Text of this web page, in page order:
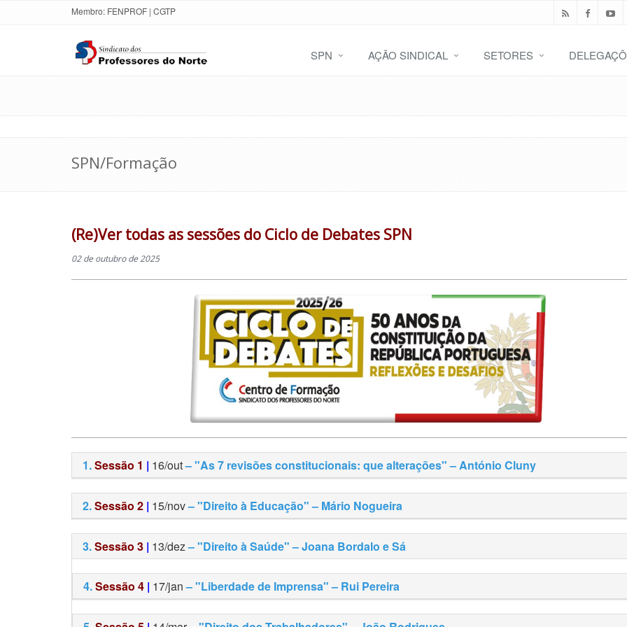
Membro: FENPROF | CGTP
SPN AÇÃO SINDICAL SETORES
SPN/Formação
(Re)Ver todas as sessões do Ciclo de Debates SPN
02 de outubro de 2025
1.Sessão 1 | 16/out– "As 7 revisões constitucionais: que alterações" – António Cluny
2.Sessão 2 | 15/nov– "Direito à Educação" – Mário Nogueira
3.Sessão 3 | 13/dez– "Direito à Saúde" – Joana Bordalo e Sá
4.Sessão 4 | 17/jan– "Liberdade de Imprensa" – Rui Pereira